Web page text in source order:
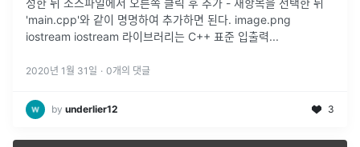
성한 뒤 소스파일에서 오른쪽 클릭 후 추가 - 새항목을 선택한 뒤
'main.cpp'와 같이 명명하여 추가하면 된다. image.png
iostream iostream 라이브러리는 C++ 표준 입출력...
2020년 1월 31일 · 0개의 댓글
by underlier12 3